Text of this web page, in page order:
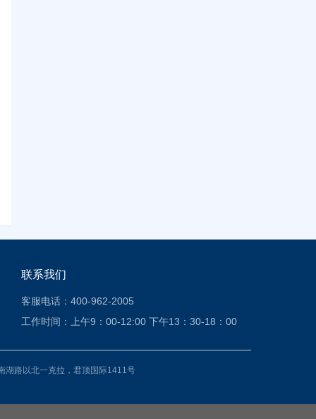
联系我们
客服电话：400-962-2005
工作时间：上午9：00-12:00 下午13：30-18：00
湖路以北一克拉，君顶国际1411号